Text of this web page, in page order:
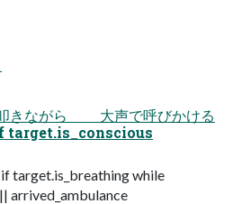
叩きながら 大声で呼びかける
target.is_conscious
target.is_breathing while
arrived_ambulance